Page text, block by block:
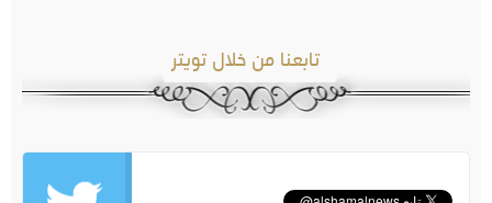
تابعنا من خلال تويتر